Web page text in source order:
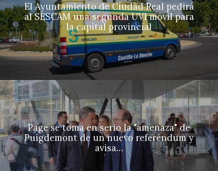
El Ayuntamiento de Ciudad Real pedirá
al SESCAM una segunda UVI móvil para
la capital provincial
Page se toma en serio la "amenaza" de
Puigdemont de un nuevo referéndum y
avisa…